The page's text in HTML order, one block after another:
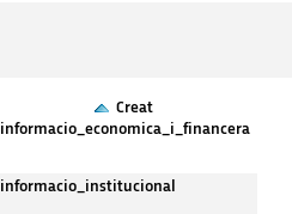
Creat
informacio_economica_i_financera
informacio_institucional